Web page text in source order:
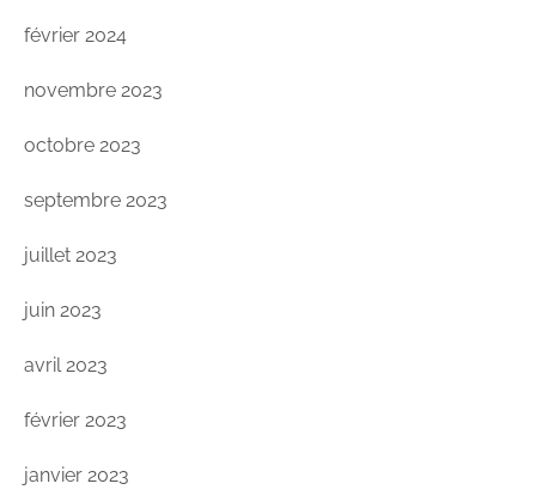
février 2024
novembre 2023
octobre 2023
septembre 2023
juillet 2023
juin 2023
avril 2023
février 2023
janvier 2023